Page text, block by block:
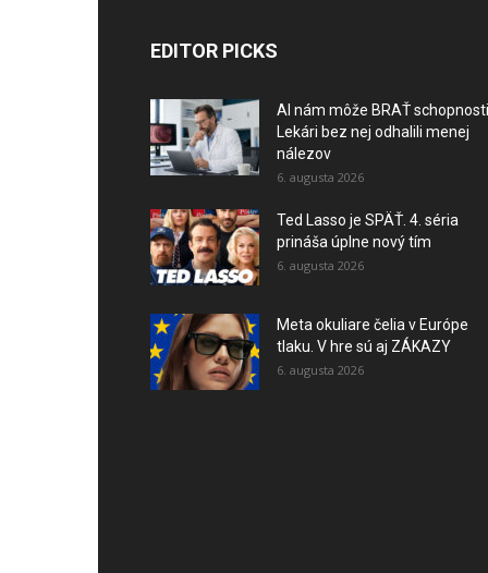
EDITOR PICKS
AI nám môže BRAŤ
Lekári bez nej odhalili menej
nálezov
6. augusta 2026
Ted Lasso je SPÄŤ. 4. séria
prináša úplne nový tím
6. augusta 2026
Meta okuliare čelia v Európe
tlaku. V hre sú aj ZÁKAZY
6. augusta 2026